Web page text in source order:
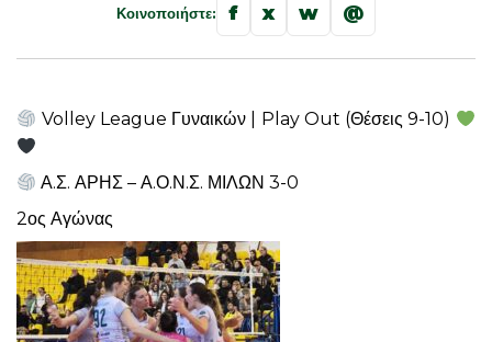
Κοινοποιήστε: f x w @
Volley League Γυναικών | Play Out (Θέσεις 9-10)
Α.Σ. ΑΡΗΣ – Α.Ο.Ν.Σ. ΜΙΛΩΝ 3-0
2ος Αγώνας